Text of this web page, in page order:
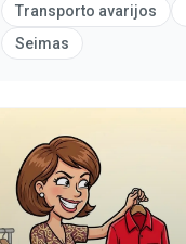
Transporto avarijos
Seimas